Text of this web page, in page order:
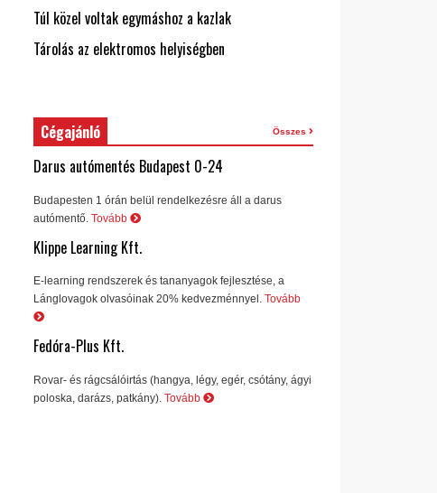
Túl közel voltak egymáshoz a kazlak
Tárolás az elektromos helyiségben
Cégajánló Összes
Darus autómentés Budapest 0-24
Budapesten 1 órán belül rendelkezésre áll a darus
autómentő. Tovább
Klippe Learning Kft.
E-learning rendszerek és tananyagok fejlesztése, a
Lánglovagok olvasóinak 20% kedvezménnyel. Tovább
Fedóra-Plus Kft.
Rovar- és rágcsálóirtás (hangya, légy, egér, csótány, ágyi
poloska, darázs, patkány). Tovább